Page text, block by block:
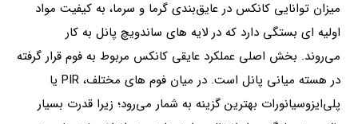
میزان توانایی کانکس در عایق‌بندی گرما و سرما، به کیفیت مواد
اولیه ای بستگی دارد که در لایه های ساندویچ پانل به کار
می‌روند. بخش اصلی عملکرد عایقی کانکس مربوط به فوم قرار گرفته
در هسته میانی پانل است. در میان فوم‌ های مختلف، PIR یا
پلی‌ایزوسیانورات بهترین گزینه به شمار می‌رود؛ زیرا قدرت بسیار